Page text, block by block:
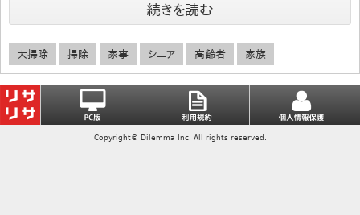
続きを読む
大掃除 掃除 家事 シニア 高齢者 家族
Copyright© Dilemma Inc. All rights reserved.